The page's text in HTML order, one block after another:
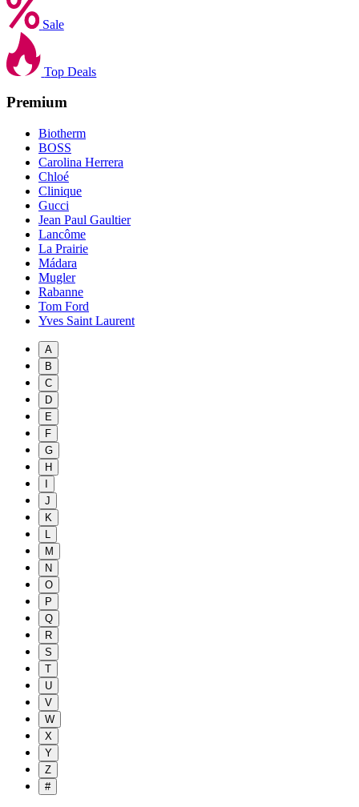
Sale
Top Deals
Premium
Biotherm
BOSS
Carolina Herrera
Chloé
Clinique
Gucci
Jean Paul Gaultier
Lancôme
La Prairie
Mádara
Mugler
Rabanne
Tom Ford
Yves Saint Laurent
A
B
C
D
E
F
G
H
J
K
L
M
N
O
P
Q
R
S
T
U
V
W
X
Y
Z
#